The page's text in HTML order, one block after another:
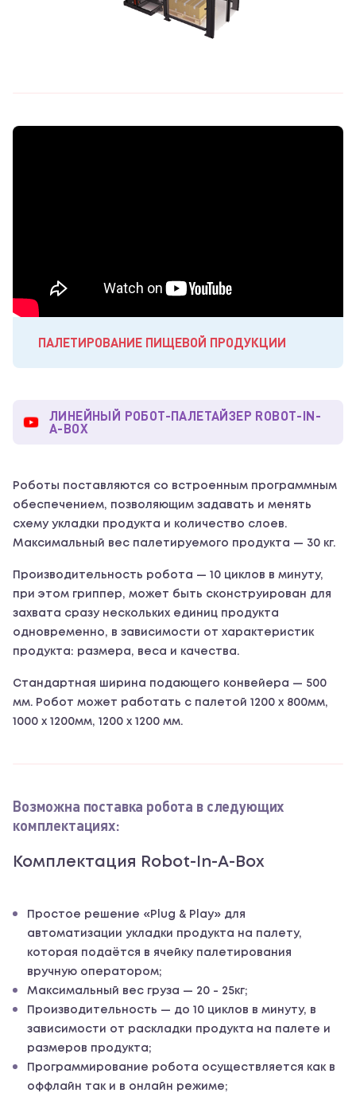
ПАЛЕТИРОВАНИЕ ПИЩЕВОЙ ПРОДУКЦИИ
ЛИНЕЙНЫЙ РОБОТ-ПАЛЕТАЙЗЕР ROBOT-IN-
A-BOX
Роботы поставляются со встроенным программным
обеспечением, позволяющим задавать и менять
схему укладки продукта и количество слоев.
Максимальный вес палетируемого продукта — 30 кг.
Производительность робота — 10 циклов в минуту,
при этом гриппер, может быть сконструирован для
захвата сразу нескольких единиц продукта
одновременно, в зависимости от характеристик
продукта: размера, веса и качества.
Стандартная ширина подающего конвейера — 500
мм. Робот может работать с палетой 1200 х 800мм,
1000 х 1200мм, 1200 х 1200 мм.
Возможна поставка робота в следующих
комплектациях:
Комплектация Robot-In-A-Box
Простое решение «Plug & Play» для
автоматизации укладки продукта на палету,
которая подаётся в ячейку палетирования
вручную оператором;
Максимальный вес груза — 20 - 25кг;
Производительность — до 10 циклов в минуту, в
зависимости от раскладки продукта на палете и
размеров продукта;
Программирование робота осуществляется как в
оффлайн так и в онлайн режиме;